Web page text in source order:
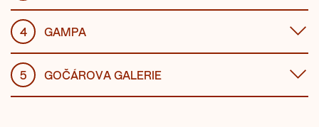
4 GAMPA
5 GOČÁROVA GALERIE